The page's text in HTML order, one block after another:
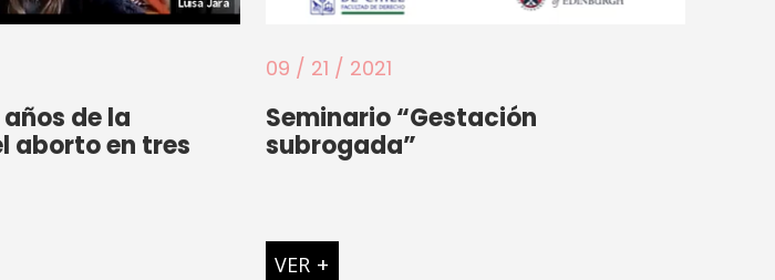
de la
aborto en tres
09 / 21 / 2021
Seminario “Gestación
subrogada”
VER +